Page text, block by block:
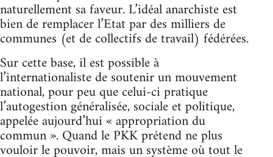
naturellement sa faveur. L’idéal anarchiste est
bien de remplacer l’Etat par des milliers de
communes (et de collectifs de travail) fédérées.
Sur cette base, il est possible à
l’internationaliste de soutenir un mouvement
national, pour peu que celui-ci pratique
l’autogestion généralisée, sociale et politique,
appelée aujourd’hui « appropriation du
commun ». Quand le PKK prétend ne plus
vouloir le pouvoir, mais un système où tout le